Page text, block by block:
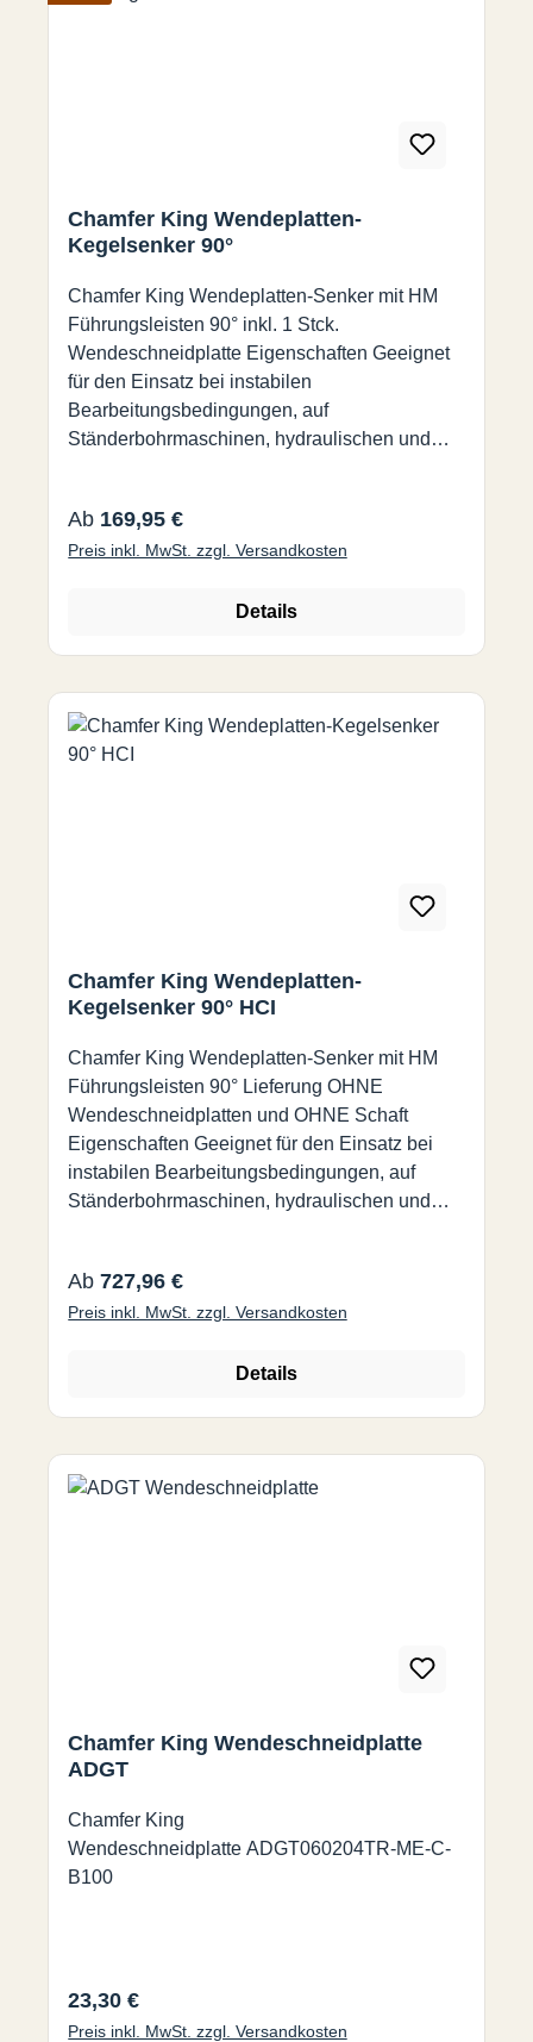
Chamfer King Wendeplatten-
Kegelsenker 90°
Chamfer King Wendeplatten-Senker mit HM
Führungsleisten 90° inkl. 1 Stck.
Wendeschneidplatte Eigenschaften Geeignet
für den Einsatz bei instabilen
Bearbeitungsbedingungen, auf
Ständerbohrmaschinen, hydraulischen und
Wendeplatten Höhere Standzeit, eine Qualität
für eine Vielzahl von Werkstoffen Durch die
Geometrie der Wendeschneidplatte wird eine
120° Verfügbare Durchmesser: 4 - 110 mm
Regulärer Preis:
Ab 169,95 €
Preis inkl. MwSt. zzgl. Versandkosten
Details
Chamfer King Wendeplatten-
Kegelsenker 90° HCI
Chamfer King Wendeplatten-Senker mit HM
Führungsleisten 90° Lieferung OHNE
Wendeschneidplatten und OHNE Schaft
Eigenschaften Geeignet für den Einsatz bei
instabilen Bearbeitungsbedingungen, auf
Ständerbohrmaschinen, hydraulischen und
Wendeplatten Höhere Standzeit, eine Qualität
für eine Vielzahl von Werkstoffen Durch die
Geometrie der Wendeschneidplatten wird eine
Verfügbare Durchmesser: 76 und 110 mm
Regulärer Preis:
Ab 727,96 €
Preis inkl. MwSt. zzgl. Versandkosten
Details
Chamfer King Wendeschneidplatte
ADGT
Chamfer King
Wendeschneidplatte ADGT060204TR-ME-C-
B100
Regulärer Preis:
23,30 €
Preis inkl. MwSt. zzgl. Versandkosten